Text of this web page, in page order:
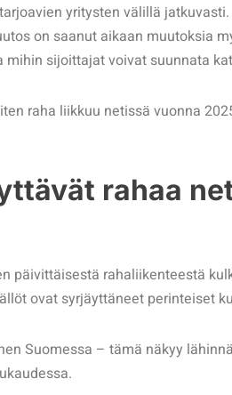
yritysten välillä
on saanut aikaan muutoksia
sijoittajat voivat suunnata
raha liikkuu netissä vuonna
rahaa
päivittäisestä rahaliikenteestä
ovat syrjäyttäneet perinteiset
Suomessa – tämä näkyy